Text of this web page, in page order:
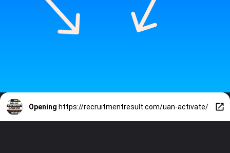
Opening https://recruitmentresult.com/uan-activate/